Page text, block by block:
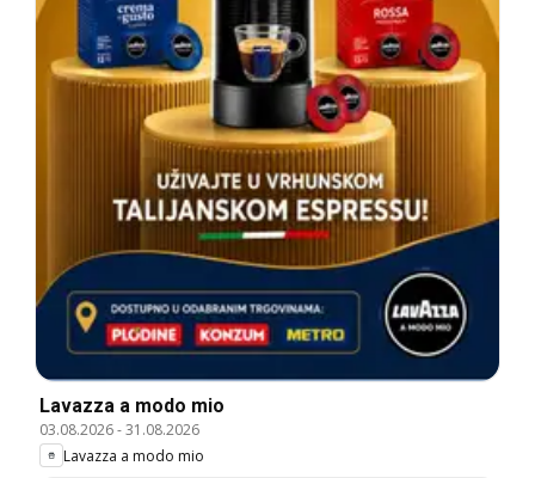
Lavazza a modo mio
03.08.2026-31.08.2026
Lavazza a modo mio